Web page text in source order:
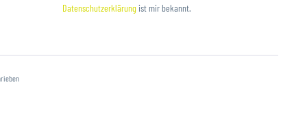
Datenschutzerklärung ist mir bekannt.